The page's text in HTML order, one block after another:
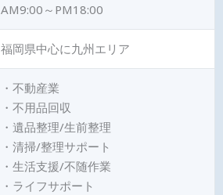
AM9:00～PM18:00
福岡県中心に九州エリア
・不動産業
・不用品回収
・遺品整理/生前整理
・清掃/整理サポート
・生活支援/不随作業
・ライフサポート